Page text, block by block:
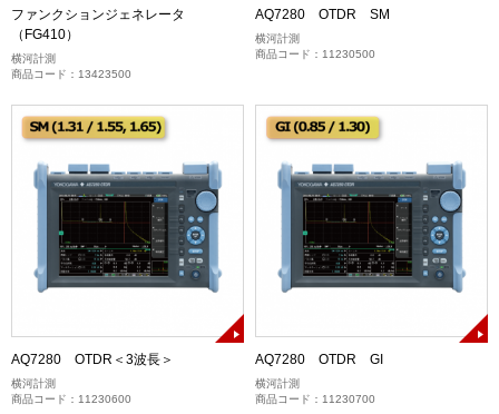
ファンクションジェネレータ
（FG410）
横河計測
商品コード：13423500
AQ7280 OTDR SM
横河計測
商品コード：11230500
AQ7280 OTDR＜3波長＞
横河計測
商品コード：11230600
AQ7280 OTDR GI
横河計測
商品コード：11230700